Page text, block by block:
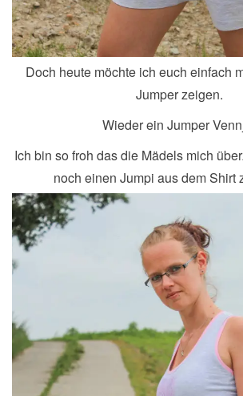
Doch heute möchte ich euch einfach
Jumper zeigen.
Wieder ein Jumper
Ich bin so froh das die Mädels mich
noch einen Jumpi aus dem Shirt